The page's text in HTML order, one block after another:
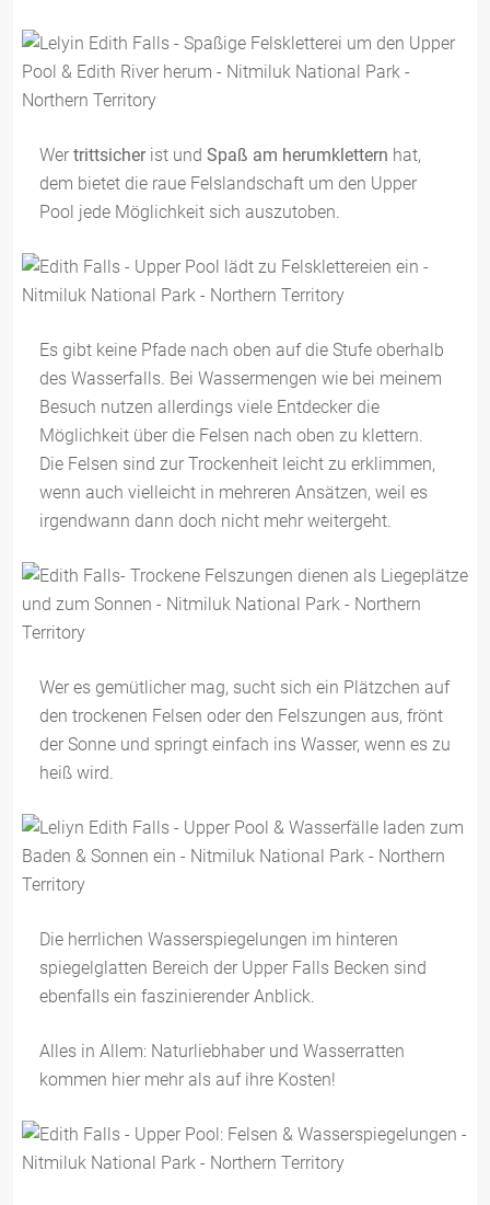
Wer trittsicherist und Spaß am herumklettern hat,
dem bietet die raue Felslandschaft um den Upper
Pool jede Möglichkeit sich auszutoben.
Es gibt keine Pfade nach oben auf die Stufe oberhalb
des Wasserfalls. Bei Wassermengen wie bei meinem
Besuch nutzen allerdings viele Entdecker die
Möglichkeit über die Felsen nach oben zu klettern.
Die Felsen sind zur Trockenheit leicht zu erklimmen,
wenn auch vielleicht in mehreren Ansätzen, weil es
irgendwann dann doch nicht mehr weitergeht.
Wer es gemütlicher mag, sucht sich ein Plätzchen auf
den trockenen Felsen oder den Felszungen aus, frönt
der Sonne und springt einfach ins Wasser, wenn es zu
heiß wird.
Die herrlichen Wasserspiegelungen im hinteren
spiegelglatten Bereich der Upper Falls Becken sind
ebenfalls ein faszinierender Anblick.
Alles in Allem: Naturliebhaber und Wasserratten
kommen hier mehr als auf ihre Kosten!